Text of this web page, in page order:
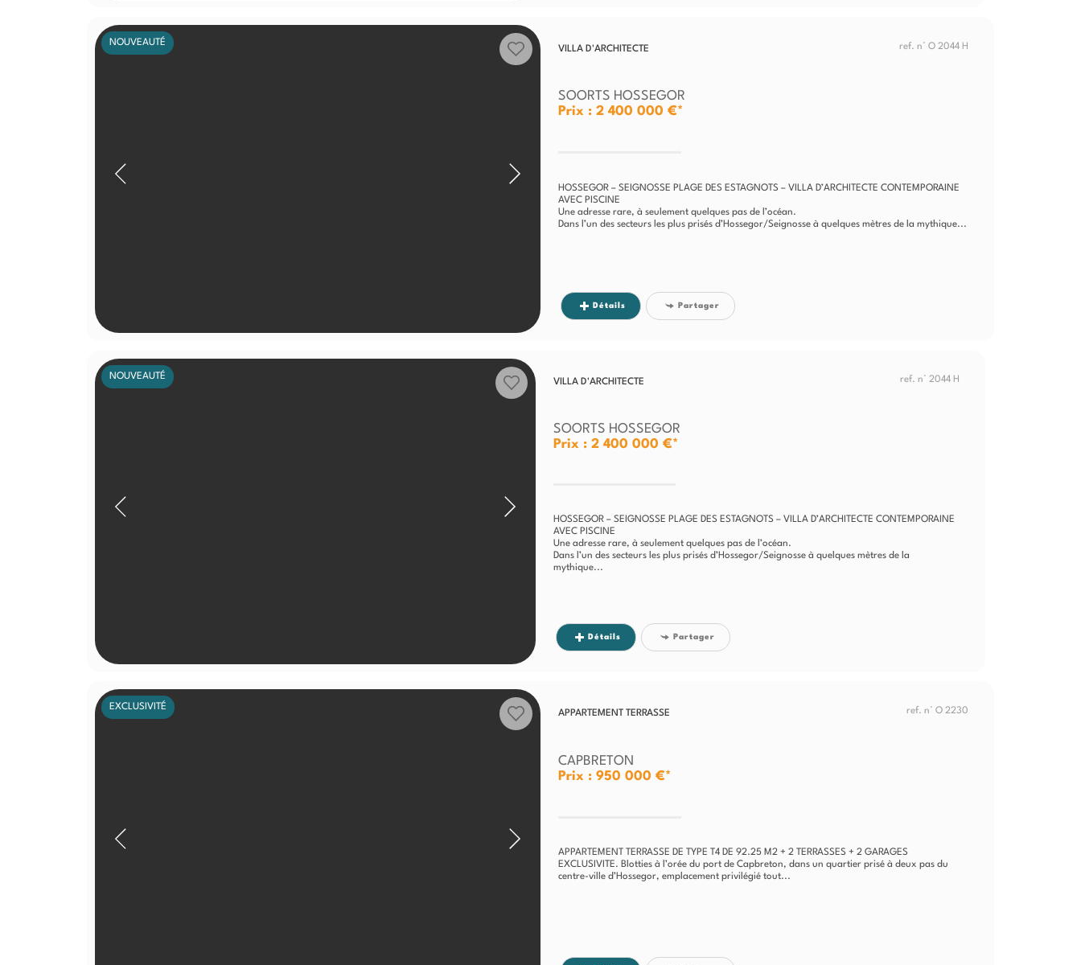
NOUVEAUTÉ
VILLA D'ARCHITECTE ref. n° O 2044 H
SOORTS HOSSEGOR
Prix : 2 400 000 €*
HOSSEGOR – SEIGNOSSE PLAGE DES ESTAGNOTS – VILLA D’ARCHITECTE CONTEMPORAINE
AVEC PISCINE
Une adresse rare, à seulement quelques pas de l’océan.
Dans l’un des secteurs les plus prisés d’Hossegor/Seignosse à quelques mètres de la mythique...
Détails Partager
NOUVEAUTÉ
VILLA D'ARCHITECTE ref. n° 2044 H
SOORTS HOSSEGOR
Prix : 2 400 000 €*
HOSSEGOR – SEIGNOSSE PLAGE DES ESTAGNOTS – VILLA D’ARCHITECTE CONTEMPORAINE
AVEC PISCINE
Une adresse rare, à seulement quelques pas de l’océan.
Dans l’un des secteurs les plus prisés d’Hossegor/Seignosse à quelques mètres de la
mythique...
Détails Partager
EXCLUSIVITÉ
APPARTEMENT TERRASSE ref. n° O 2230
CAPBRETON
Prix : 950 000 €*
APPARTEMENT TERRASSE DE TYPE T4 DE 92.25 M2 + 2 TERRASSES + 2 GARAGES
EXCLUSIVITE. Blotties à l’orée du port de Capbreton, dans un quartier prisé à deux pas du
centre-ville d’Hossegor, emplacement privilégié tout...